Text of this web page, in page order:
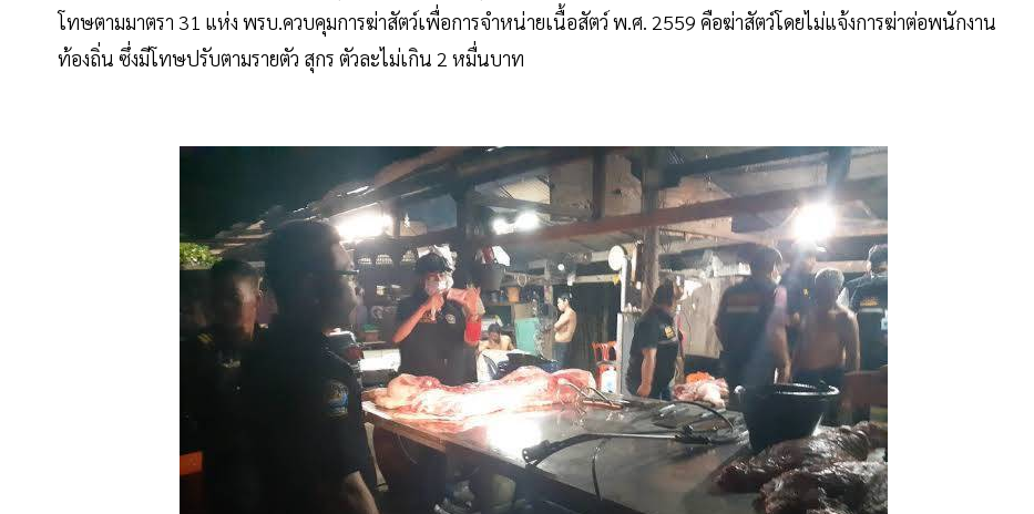
โทษตามมาตรา 31 แห่ง พรบ.ควบคุมการฆ่าสัตว์เพื่อการจำหน่ายเนื้อสัตว์ พ.ศ. 2559 คือฆ่าสัตว์โดยไม่แจ้งการฆ่าต่อพนักงาน
ท้องถิ่น ซึ่งมีโทษปรับตามรายตัว สุกร ตัวละไม่เกิน 2 หมื่นบาท